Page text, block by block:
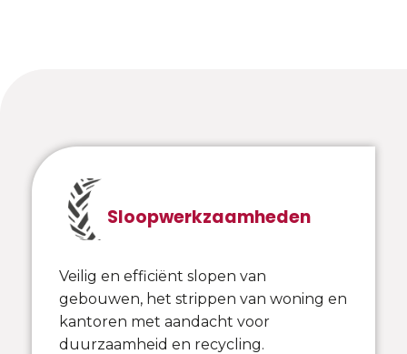
Sloopwerkzaamheden
Veilig en efficiënt slopen van
gebouwen, het strippen van woning en
kantoren met aandacht voor
duurzaamheid en recycling.